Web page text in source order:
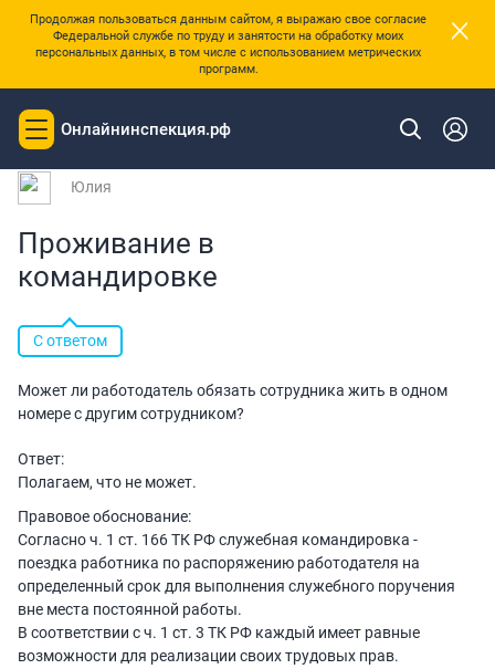
Продолжая пользоваться данным сайтом, я выражаю свое согласие
Федеральной службе по труду и занятости на обработку моих
персональных данных, в том числе с использованием метрических
программ.
×
Toggle
navigation
Онлайнинспекция.рф
Главная
Юлия
Проживание в
командировке
С ответом
Может ли работодатель обязать сотрудника жить в одном
номере с другим сотрудником?
Ответ:
Полагаем, что не может.
Правовое обоснование:
Согласно ч. 1 ст. 166 ТК РФ служебная командировка -
поездка работника по распоряжению работодателя на
определенный срок для выполнения служебного поручения
вне места постоянной работы.
В соответствии с ч. 1 ст. 3 ТК РФ каждый имеет равные
возможности для реализации своих трудовых прав.